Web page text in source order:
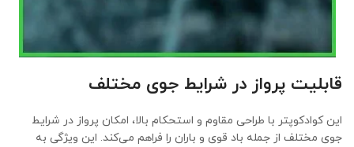
قابلیت پرواز در شرایط جوی مختلف
این کوادکوپتر با طراحی مقاوم و استحکام بالا، امکان پرواز در شرایط
جوی مختلف از جمله باد قوی و باران را فراهم می‌کند. این ویژگی به